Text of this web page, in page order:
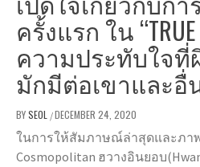
ครั้งแรก ใน “TRUE
ความประทับใจ
มักมีต่อเขาและอื่
BYSEOL /DECEMBER 24, 2020
ในการให้สัมภาษณ์ล่าสุดและภา
Cosmopolitan ฮวางอินยอบ